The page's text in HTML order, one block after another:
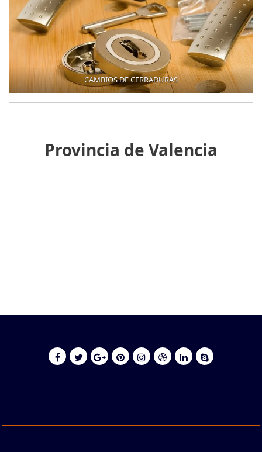
CAMBIOS DE CERRADURAS
Provincia de Valencia